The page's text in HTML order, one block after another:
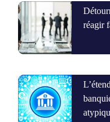
réagir